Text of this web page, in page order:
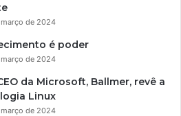
de 2024
é poder
de 2024
da Microsoft, Ballmer, revê a
Linux
de 2024